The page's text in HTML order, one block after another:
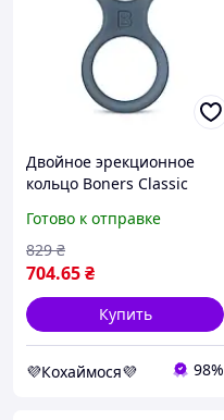
Двойное эрекционное
кольцо Boners Classic
3 и 3,8 см
Готово к отправке
704.65₴
829 ₴
Купить
💜Кохаймося💜 98%